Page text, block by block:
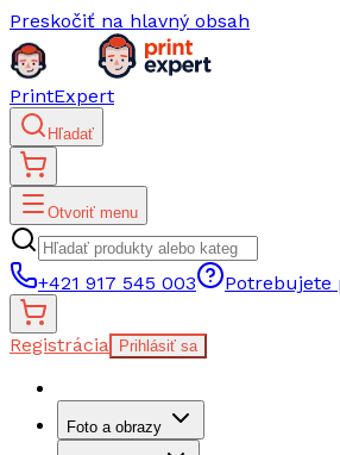
Preskočiť na hlavný obsah
PrintExpert
Hľadať
Otvoriť menu
+421 917 545 003 Potrebujete
Registrácia Prihlásiť sa
Foto a obrazy